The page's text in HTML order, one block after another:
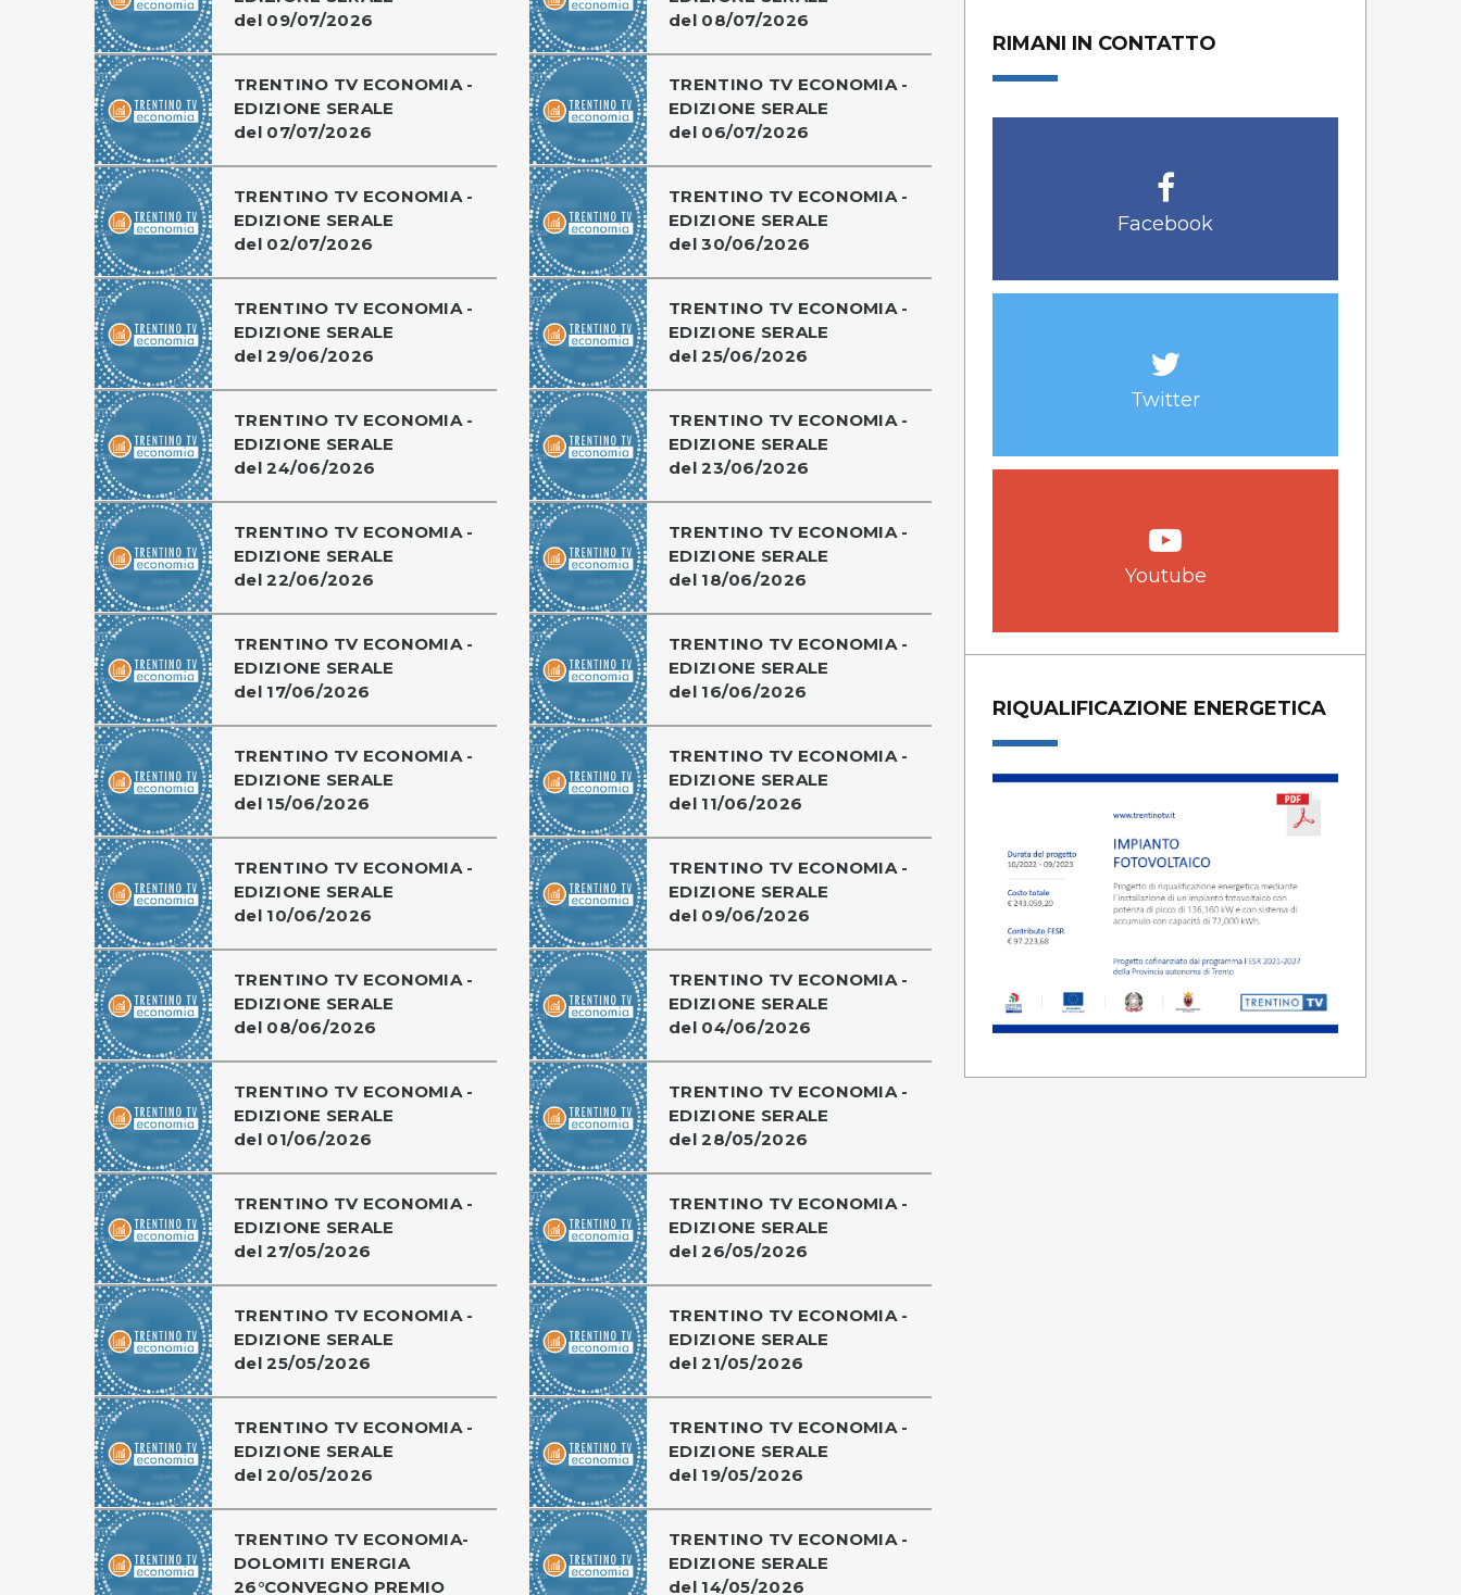
del 09/07/2026
del 08/07/2026
TRENTINO TV ECONOMIA -
EDIZIONE SERALE
del 07/07/2026
TRENTINO TV ECONOMIA -
EDIZIONE SERALE
del 06/07/2026
TRENTINO TV ECONOMIA -
EDIZIONE SERALE
del 02/07/2026
TRENTINO TV ECONOMIA -
EDIZIONE SERALE
del 30/06/2026
TRENTINO TV ECONOMIA -
EDIZIONE SERALE
del 29/06/2026
TRENTINO TV ECONOMIA -
EDIZIONE SERALE
del 25/06/2026
TRENTINO TV ECONOMIA -
EDIZIONE SERALE
del 24/06/2026
TRENTINO TV ECONOMIA -
EDIZIONE SERALE
del 23/06/2026
TRENTINO TV ECONOMIA -
EDIZIONE SERALE
del 22/06/2026
TRENTINO TV ECONOMIA -
EDIZIONE SERALE
del 18/06/2026
TRENTINO TV ECONOMIA -
EDIZIONE SERALE
del 17/06/2026
TRENTINO TV ECONOMIA -
EDIZIONE SERALE
del 16/06/2026
TRENTINO TV ECONOMIA -
EDIZIONE SERALE
del 15/06/2026
TRENTINO TV ECONOMIA -
EDIZIONE SERALE
del 11/06/2026
TRENTINO TV ECONOMIA -
EDIZIONE SERALE
del 10/06/2026
TRENTINO TV ECONOMIA -
EDIZIONE SERALE
del 09/06/2026
TRENTINO TV ECONOMIA -
EDIZIONE SERALE
del 08/06/2026
TRENTINO TV ECONOMIA -
EDIZIONE SERALE
del 04/06/2026
TRENTINO TV ECONOMIA -
EDIZIONE SERALE
del 01/06/2026
TRENTINO TV ECONOMIA -
EDIZIONE SERALE
del 28/05/2026
TRENTINO TV ECONOMIA -
EDIZIONE SERALE
del 27/05/2026
TRENTINO TV ECONOMIA -
EDIZIONE SERALE
del 26/05/2026
TRENTINO TV ECONOMIA -
EDIZIONE SERALE
del 25/05/2026
TRENTINO TV ECONOMIA -
EDIZIONE SERALE
del 21/05/2026
TRENTINO TV ECONOMIA -
EDIZIONE SERALE
del 20/05/2026
TRENTINO TV ECONOMIA -
EDIZIONE SERALE
del 19/05/2026
TRENTINO TV ECONOMIA-
DOLOMITI ENERGIA
26°CONVEGNO PREMIO
TRENTINO TV ECONOMIA -
EDIZIONE SERALE
del 14/05/2026
RIMANI IN CONTATTO
Facebook
Twitter
Youtube
RIQUALIFICAZIONE ENERGETICA